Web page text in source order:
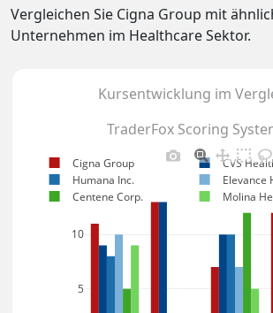
Vergleichen Sie Cigna Group mit
Unternehmen im Healthcare Sektor.
Kursentwicklung im
TraderFox Scoring
5
10
Cigna Group
CVS
Humana Inc.
Elevance
Centene Corp.
Molina